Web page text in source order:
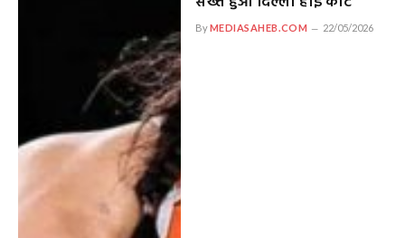
ByMEDIASAHEB.COM 22/05/2026